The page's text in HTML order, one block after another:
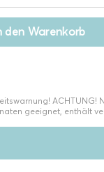
den Warenkorb
ACHTUNG!
geeignet, enthält